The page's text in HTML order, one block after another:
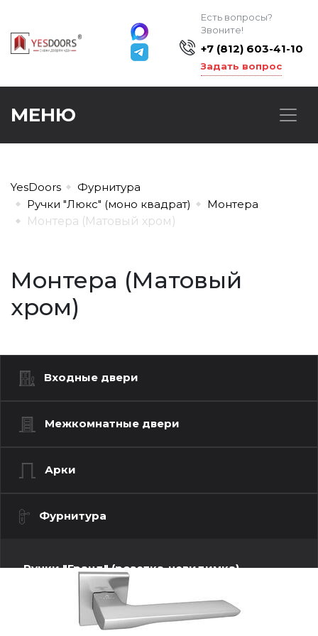
Есть вопросы?
Звоните!
+7 (812) 603-41-10
Задать вопрос
МЕНЮ
YesDoors
Фурнитура
Ручки "Люкс" (моно квадрат)
Монтера
Монтера (Матовый хром)
Монтера (Матовый
хром)
Входные двери
Межкомнатные двери
Арки
Фурнитура
Ручки "Гранд" (розетка-невидимка)
Ручки "Люкс" (моно квадрат)